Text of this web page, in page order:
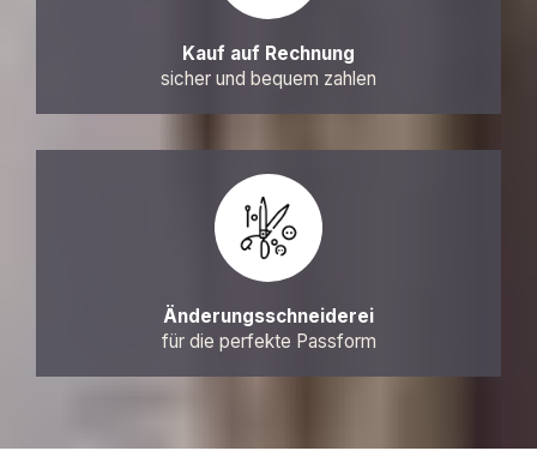
Kauf auf Rechnung
sicher und bequem zahlen
Änderungsschneiderei
für die perfekte Passform